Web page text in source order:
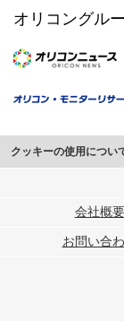
オリコングル
クッキーの使用につい
このサイトでは
行っています。
メディアや広告配信
各パートナーは、こ
ユーザーが各パート
会社概要
お問い合